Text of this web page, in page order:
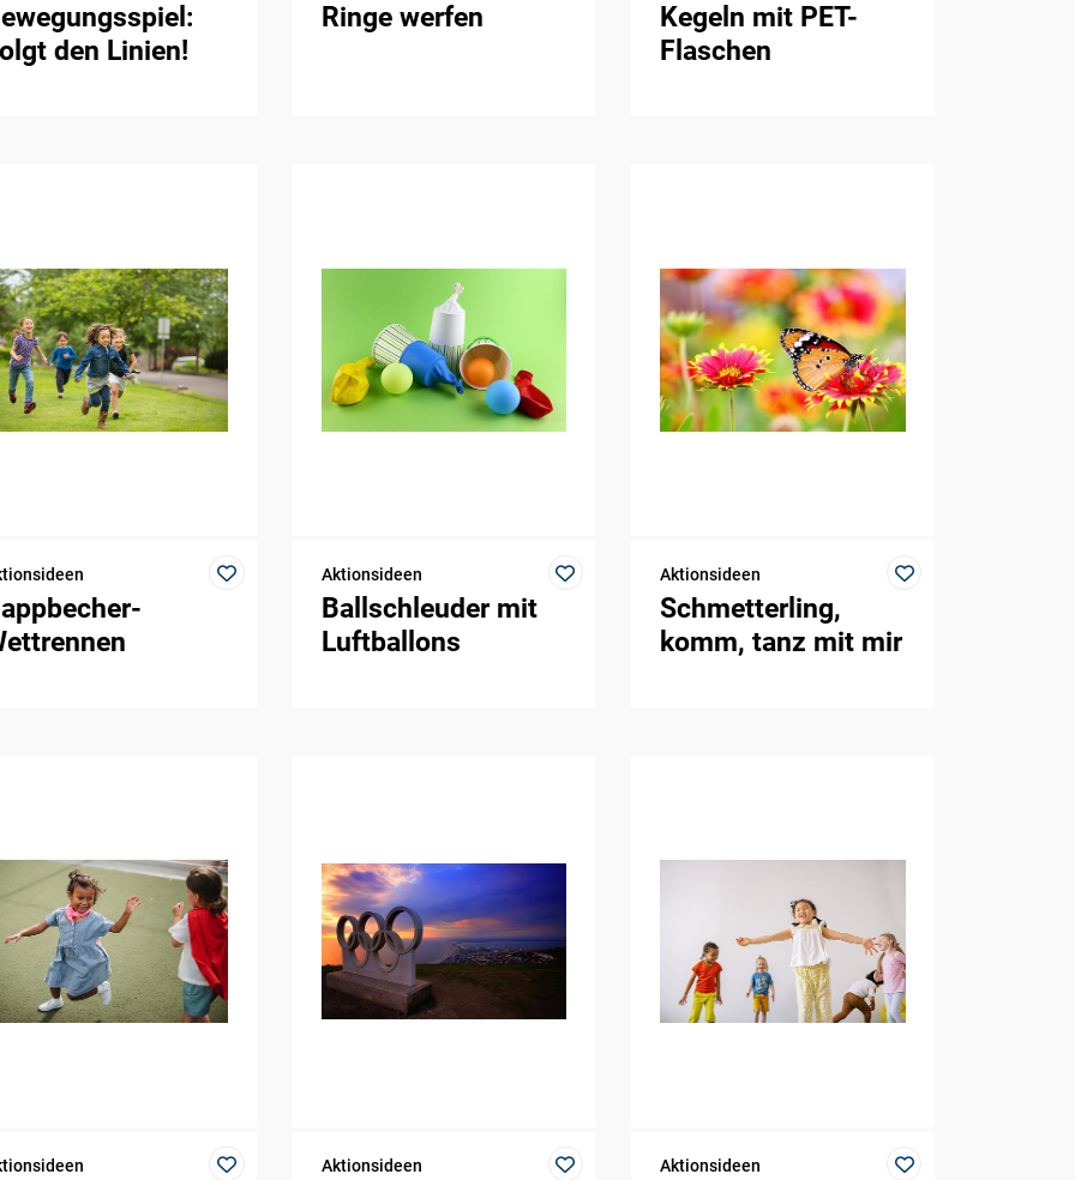
den Linien!
Ringe werfen
Kegeln mit PET-
Flaschen
Aktionsideen
Ballschleuder mit
Luftballons
Aktionsideen
Schmetterling,
komm, tanz mit mir
Aktionsideen Aktionsideen